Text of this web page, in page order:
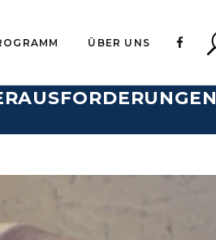
ÜBER UNS